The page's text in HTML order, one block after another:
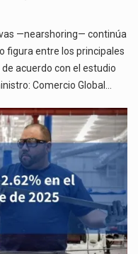
—nearshoring— continúa
figura entre los principales
acuerdo con el estudio
Comercio Global…